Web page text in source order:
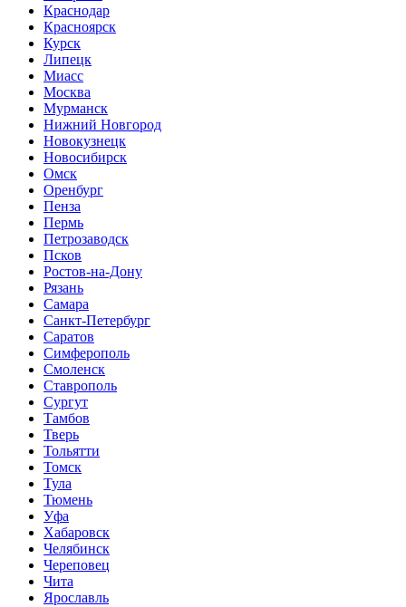
Краснодар
Красноярск
Курск
Липецк
Миасс
Москва
Мурманск
Нижний Новгород
Новокузнецк
Новосибирск
Омск
Оренбург
Пенза
Пермь
Петрозаводск
Псков
Ростов-на-Дону
Рязань
Самара
Санкт-Петербург
Саратов
Симферополь
Смоленск
Ставрополь
Сургут
Тамбов
Тверь
Тольятти
Томск
Тула
Тюмень
Уфа
Хабаровск
Челябинск
Череповец
Чита
Ярославль